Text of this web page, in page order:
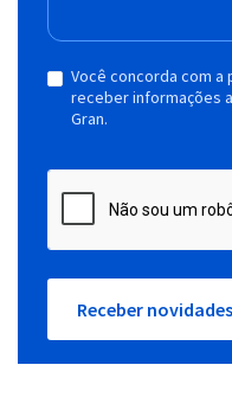
Você concorda com
receber informações
Gran.
Receber novidades